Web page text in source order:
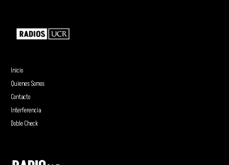
Inicio
Quienes Somos
Contacto
Interferencia
Doble Check